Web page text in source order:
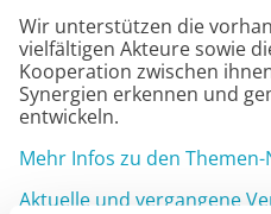
Wir unterstützen die
vielfältigen Akteure sowie
Kooperation zwischen
Synergien erkennen und
entwickeln.
Mehr Infos zu den
Aktuelle und vergangene